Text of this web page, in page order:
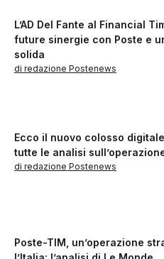
L’AD Del Fante al Financial
future sinergie con Poste e
solida
di redazione Postenews
Ecco il nuovo colosso
tutte le analisi
di redazione Postenews
Poste-TIM, un’operazione